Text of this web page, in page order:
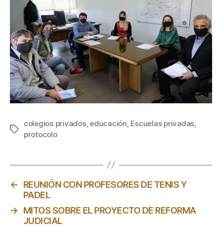
Etiquetas
colegios privados, educación Escuelas privadas
protocolo
←
REUNIÓN CON PROFESORES DE TENIS Y
PADEL
→
MITOS SOBRE EL PROYECTO DE REFORMA
JUDICIAL